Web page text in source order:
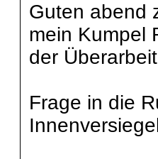
Guten abend
mein Kumpel
der
Frage in die